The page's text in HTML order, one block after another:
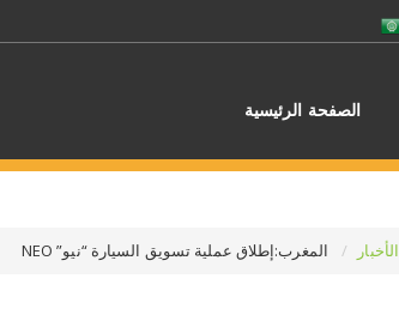
الصفحة الرئيسية
الأخبار المغرب:إطلاق عملية تسويق السيارة “نيو” NEO